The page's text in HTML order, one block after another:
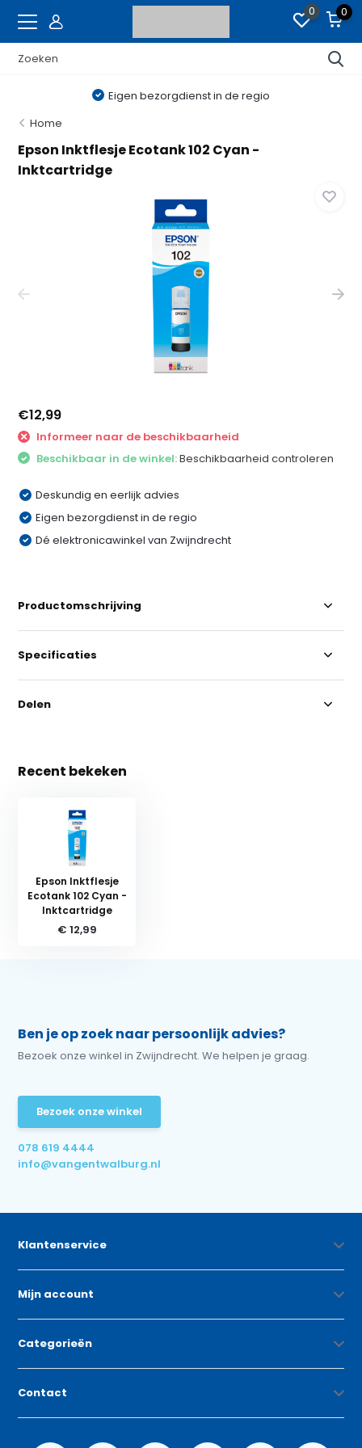
0 0
Eigen bezorgdienst in de regio
Home
Epson Inktflesje Ecotank 102 Cyan -
Inktcartridge
€12,99
Informeer naar de beschikbaarheid
Beschikbaar in de winkel:Beschikbaarheid controleren
Deskundig en eerlijk advies
Eigen bezorgdienst in de regio
Dé elektronicawinkel van Zwijndrecht
Productomschrijving
Specificaties
Delen
Recent bekeken
Epson Inktflesje
Ecotank 102 Cyan -
Inktcartridge
€ 12,99
Ben je op zoek naar persoonlijk advies?
Bezoek onze winkel in Zwijndrecht. We helpen je graag.
Bezoek onze winkel
078 619 4444
info@vangentwalburg.nl
Klantenservice
Mijn account
Categorieën
Contact